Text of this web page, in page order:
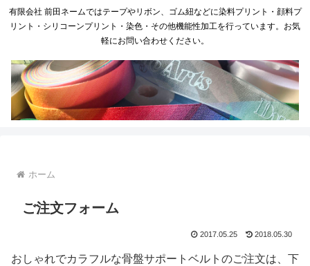
有限会社 前田ネームではテープやリボン、ゴム紐などに染料プリント・顔料プ
リント・シリコーンプリント・染色・その他機能性加工を行っています。お気
軽にお問い合わせください。
ホーム
ご注文フォーム
2017.05.25 2018.05.30
おしゃれでカラフルな骨盤サポートベルトのご注文は、下